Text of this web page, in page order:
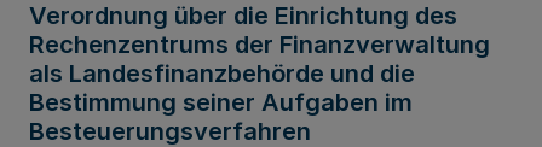
Verordnung über die Einrichtung des
Rechenzentrums der Finanzverwaltung
als Landesfinanzbehörde und die
Bestimmung seiner Aufgaben im
Besteuerungsverfahren